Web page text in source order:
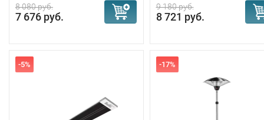
8 080 руб.
7 676 руб.
9 180 руб.
8 721 руб.
-5% -17%